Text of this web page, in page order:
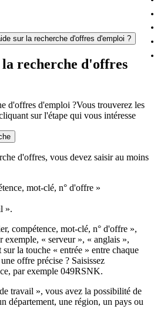
sur la recherche d'offres d'emploi ?
recherche d'offres
d'offres d'emploi ?Vous trouverez les
sur l'étape qui vous intéresse
d'offres, vous devez saisir au moins
mot-clé, n° d'offre »
».
compétence, mot-clé, n° d'offre »,
exemple, « serveur », « anglais »,
sur la touche « entrée » entre chaque
offre précise ? Saisissez
par exemple 049RSNK.
travail », vous avez la possibilité de
département, une région, un pays ou